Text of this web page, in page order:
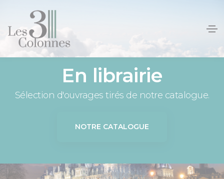
En librairie
Sélection d'ouvrages tirés de notre catalogue.
NOTRE CATALOGUE